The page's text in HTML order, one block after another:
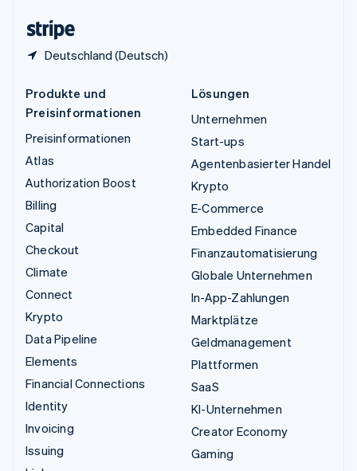
Deutschland (Deutsch)
Produkte und
Preisinformationen
Preisinformationen
Atlas
Authorization Boost
Billing
Capital
Checkout
Climate
Connect
Krypto
Data Pipeline
Elements
Financial Connections
Identity
Invoicing
Issuing
Lösungen
Unternehmen
Start-ups
Agentenbasierter Handel
Krypto
E-Commerce
Embedded Finance
Finanzautomatisierung
Globale Unternehmen
In-App-Zahlungen
Marktplätze
Geldmanagement
Plattformen
SaaS
KI-Unternehmen
Creator Economy
Gaming